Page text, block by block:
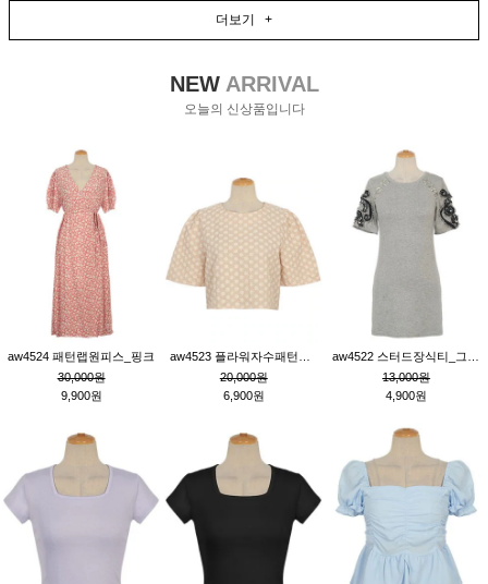
더보기 +
NEWARRIVAL
오늘의 신상품입니다
aw4524 패턴랩원피스_핑크
30,000원
9,900원
20,000원
6,900원
13,000원
4,900원